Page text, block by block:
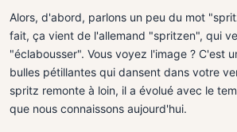
Alors, d'abord, parlons un peu du mot
fait, ça vient de l'allemand "spritzen", qui
"éclabousser". Vous voyez l'image ? C'est
bulles pétillantes qui dansent dans votre
spritz remonte à loin, il a évolué avec le
que nous connaissons aujourd'hui.